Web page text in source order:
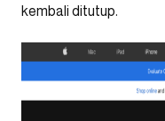
kembali ditutup.